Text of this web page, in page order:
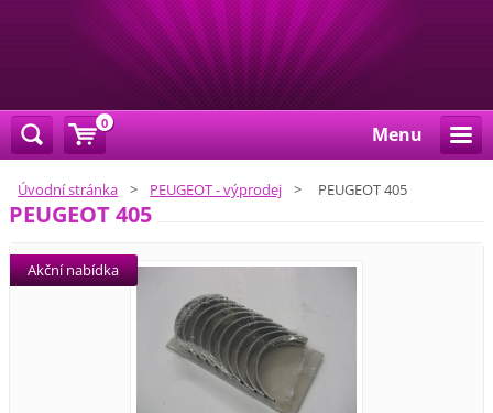
Menu
Úvodní stránka > PEUGEOT - výprodej > PEUGEOT 405
PEUGEOT 405
Akční nabídka
0